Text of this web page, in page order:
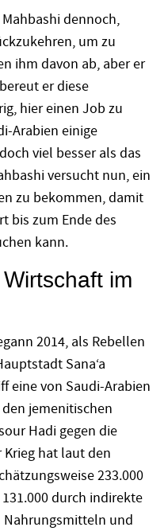
dennoch,
um zu
ihm davon ab, aber er
er diese
hier einen Job zu
Arabien einige
viel besser als das
versucht nun, ein
zu bekommen, damit
bis zum Ende des
kann.
im
2014, als Rebellen
Sana‘a
eine von Saudi-Arabien
jemenitischen
Hadi gegen die
hat laut den
233.000
durch indirekte
Nahrungsmitteln und